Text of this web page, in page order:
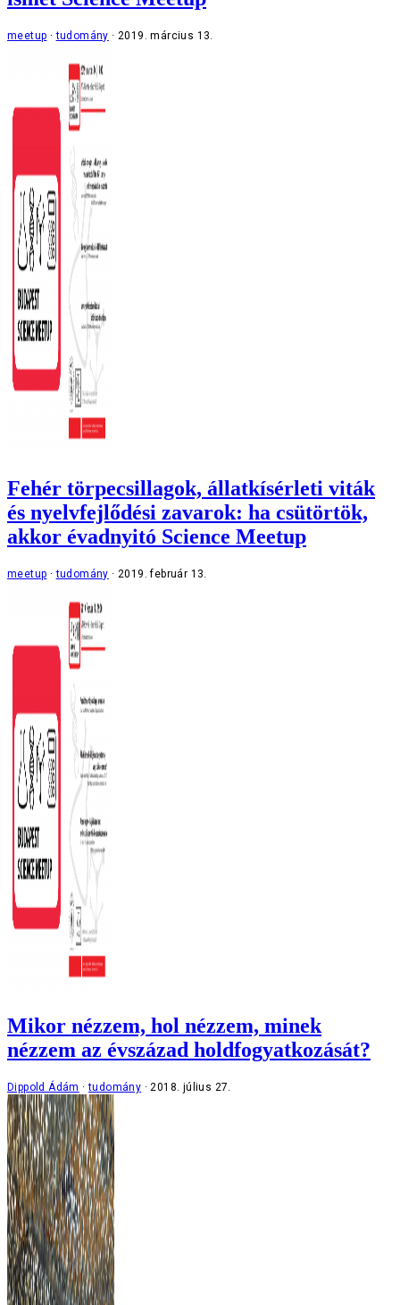
meetup tudomány 2019. március 13.
Fehér törpecsillagok, állatkísérleti viták
és nyelvfejlődési zavarok: ha csütörtök,
akkor évadnyitó Science Meetup
meetup tudomány 2019. február 13.
Mikor nézzem, hol nézzem, minek
nézzem az évszázad holdfogyatkozását?
Dippold Ádám tudomány 2018. július 27.